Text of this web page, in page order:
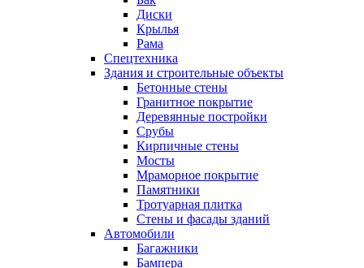
Диски
Крылья
Рама
Спецтехника
Здания и строительные объекты
Бетонные стены
Гранитное покрытие
Деревянные постройки
Срубы
Кирпичные стены
Мосты
Мраморное покрытие
Памятники
Тротуарная плитка
Стены и фасады зданий
Автомобили
Багажники
Бампера